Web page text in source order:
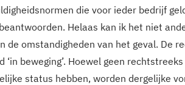
die voor ieder bedrijf
Helaas kan ik het niet
de omstandigheden van het geval. De
‘in beweging’. Hoewel geen
status hebben, worden dergelijke